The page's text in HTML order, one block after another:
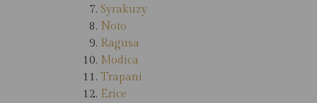
Syrakuzy
Noto
Ragusa
Modica
Trapani
Erice